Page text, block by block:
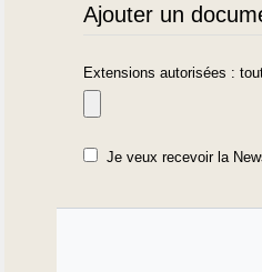
Ajouter un
Extensions autorisées :
Je veux recevoir la